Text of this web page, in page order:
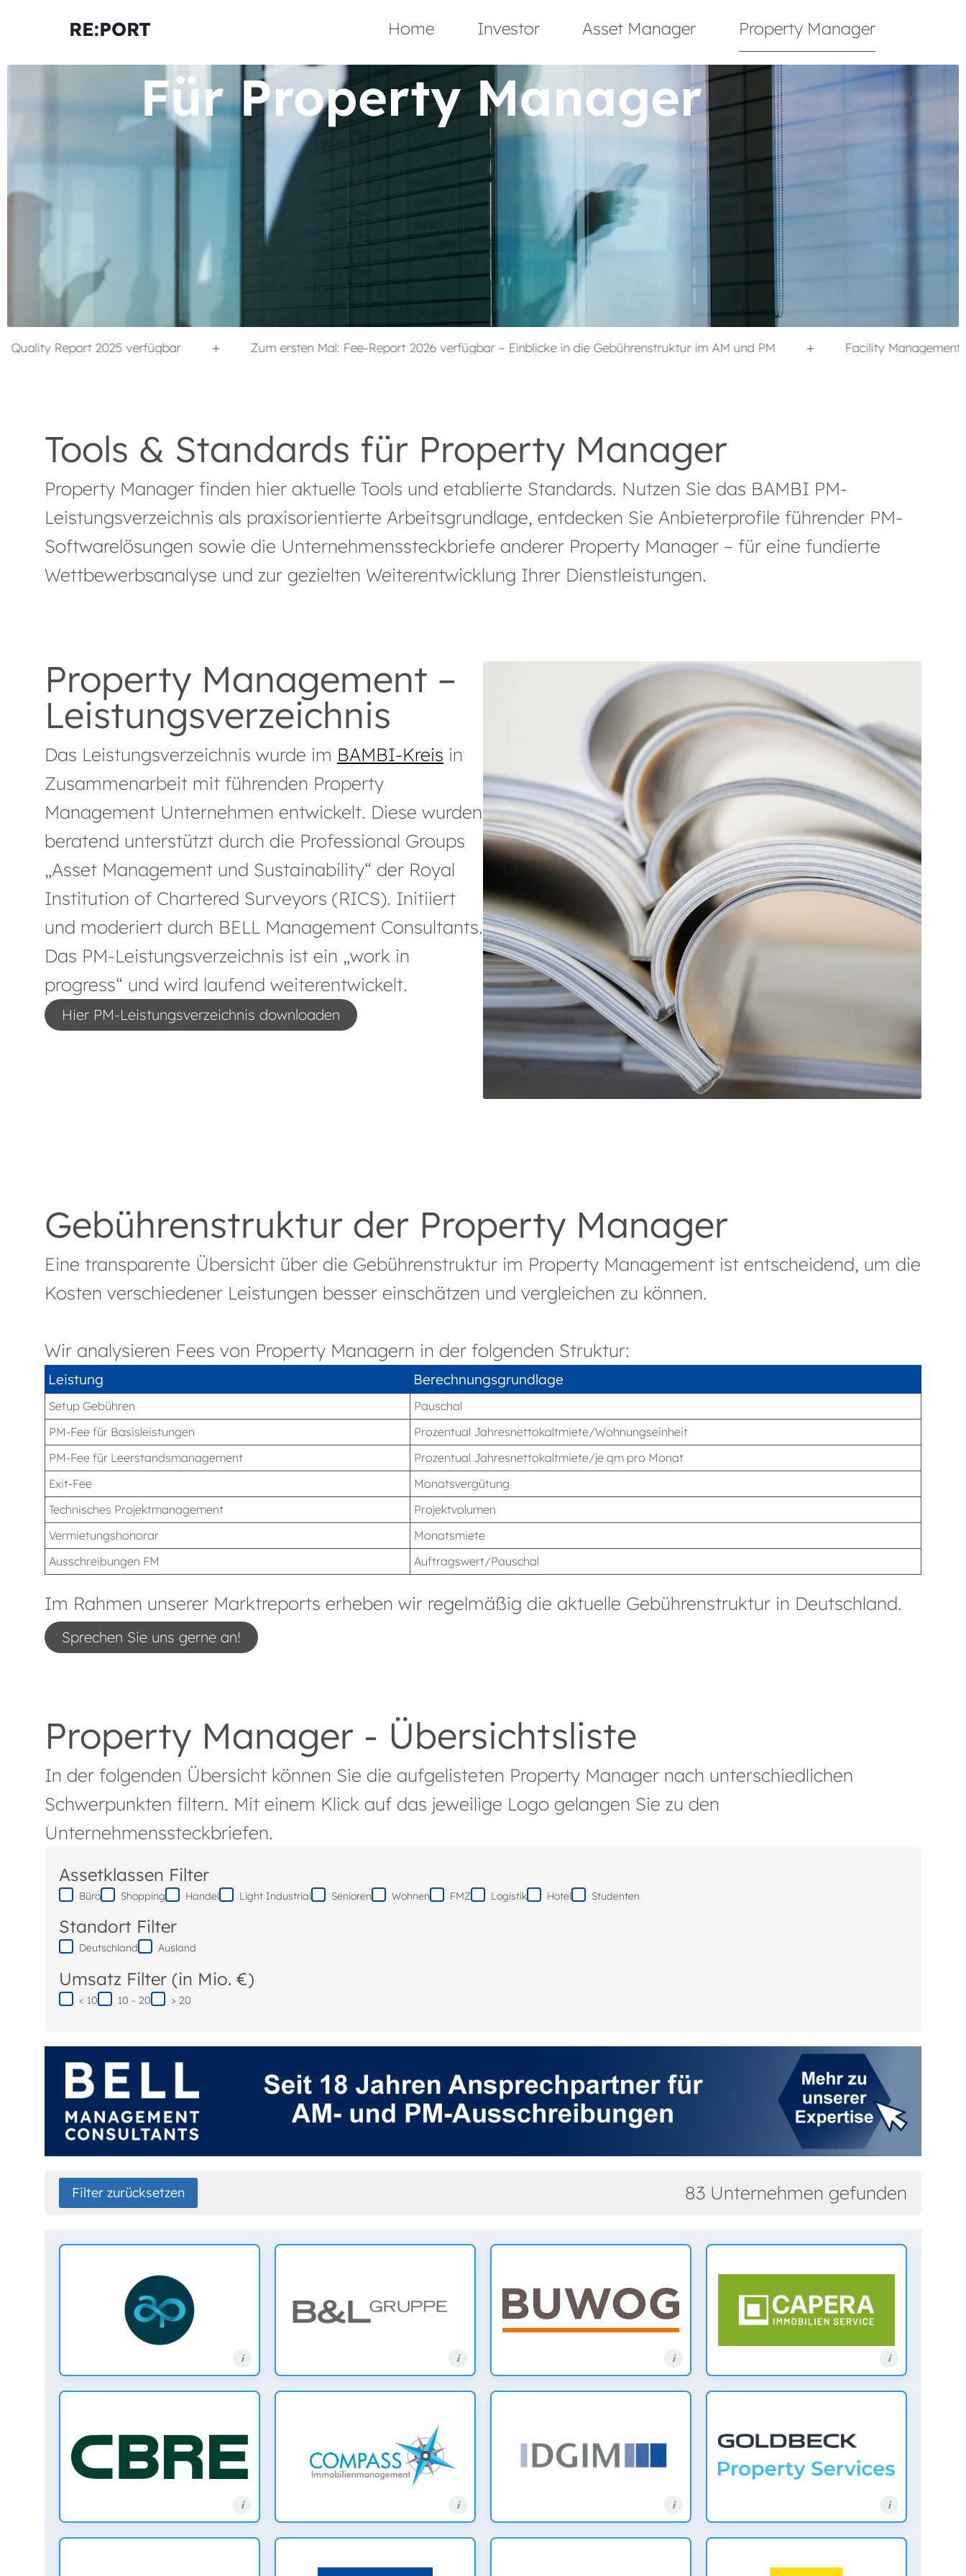
RE:PORT Home Investor Asset Manager Property Manager
Für Property Manager
verfügbar Zum ersten Mal: Fee-Report 2026 verfügbar – Einblicke in die Gebührenstruktur im AM und PM Facility Management Quality Report
Tools & Standards für Property Manager
Property Manager finden hier aktuelle Tools und etablierte Standards. Nutzen Sie das BAMBI PM-
Leistungsverzeichnis als praxisorientierte Arbeitsgrundlage, entdecken Sie Anbieterprofile führender PM-
Softwarelösungen sowie die Unternehmenssteckbriefe anderer Property Manager – für eine fundierte
Wettbewerbsanalyse und zur gezielten Weiterentwicklung Ihrer Dienstleistungen.
Property Management –
Leistungsverzeichnis
Das Leistungsverzeichnis wurde im BAMBI-Kreis in
Zusammenarbeit mit führenden Property
Management Unternehmen entwickelt. Diese wurden
beratend unterstützt durch die Professional Groups
„Asset Management und Sustainability“ der Royal
Institution of Chartered Surveyors (RICS). Initiiert
und moderiert durch BELL Management Consultants.
Das PM-Leistungsverzeichnis ist ein „work in
progress“ und wird laufend weiterentwickelt.
Hier PM-Leistungsverzeichnis downloaden
Gebührenstruktur der Property Manager
Eine transparente Übersicht über die Gebührenstruktur im Property Management ist entscheidend, um die
Kosten verschiedener Leistungen besser einschätzen und vergleichen zu können.
Wir analysieren Fees von Property Managern in der folgenden Struktur:
Leistung Berechnungs­grundlage
Setup Gebühren
Pauschal
PM-Fee für Basisleistungen
Prozentual Jahresnettokaltmiete/Wohnungseinheit
PM-Fee für Leerstandsmanagement
Prozentual Jahresnettokaltmiete/je qm pro Monat
Exit-Fee
Monatsvergütung
Technisches Projektmanagement
Projektvolumen
Vermietungshonorar
Monatsmiete
Ausschreibungen FM
Auftragswert/Pauschal
Im Rahmen unserer Marktreports erheben wir regelmäßig die aktuelle Gebührenstruktur in Deutschland.
Sprechen Sie uns gerne an!
Property Manager - Übersichtsliste
In der folgenden Übersicht können Sie die aufgelisteten Property Manager nach unterschiedlichen
Schwerpunkten filtern. Mit einem Klick auf das jeweilige Logo gelangen Sie zu den
Unternehmenssteckbriefen.
Assetklassen Filter
Büro Shopping Handel Light Industrial Senioren Wohnen FMZ Logistik Hotel Studenten
Standort Filter
Deutschland Ausland
Umsatz Filter (in Mio. €)
< 10 10 - 20 > 20
Filter zurücksetzen 83 Unternehmen gefunden